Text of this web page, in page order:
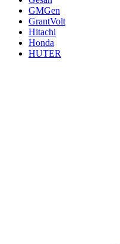
GMGen
GrantVolt
Hitachi
Honda
HUTER